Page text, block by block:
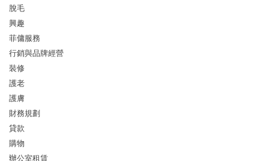
脫毛
興趣
菲傭服務
行銷與品牌經營
裝修
護老
護膚
財務規劃
貸款
購物
辦公室租賃